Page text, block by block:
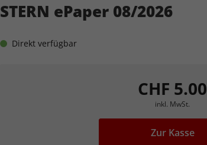
Zwischensumme
STERN ePaper 08/2026
Direkt verfügbar
CHF 5.00
inkl. MwSt.
Zur Kasse